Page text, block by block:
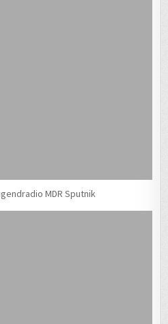
MDR Sputnik